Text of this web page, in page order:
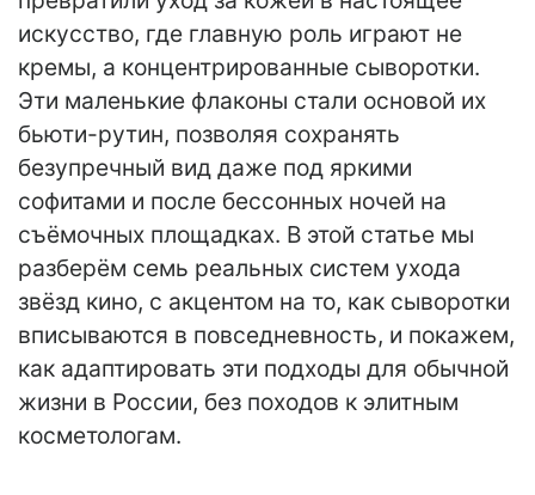
искусство, где главную роль играют не
кремы, а концентрированные сыворотки.
Эти маленькие флаконы стали основой их
бьюти-рутин, позволяя сохранять
безупречный вид даже под яркими
софитами и после бессонных ночей на
съёмочных площадках. В этой статье мы
разберём семь реальных систем ухода
звёзд кино, с акцентом на то, как сыворотки
вписываются в повседневность, и покажем,
как адаптировать эти подходы для обычной
жизни в России, без походов к элитным
косметологам.